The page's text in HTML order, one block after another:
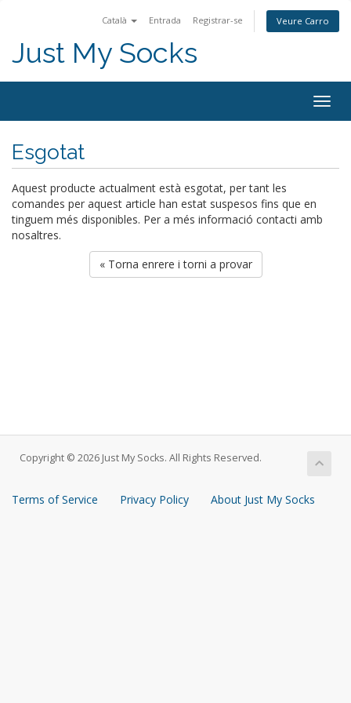
Català Entrada Registrar-se Veure Carro
Just My Socks
Esgotat
Aquest producte actualment està esgotat, per tant les
comandes per aquest article han estat suspesos fins que en
tinguem més disponibles. Per a més informació contacti amb
nosaltres.
« Torna enrere i torni a provar
Copyright © 2026 Just My Socks. All Rights Reserved.
Terms of Service Privacy Policy About Just My Socks